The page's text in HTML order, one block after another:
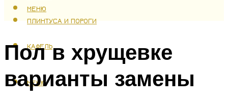
ПЛИНТУСА И ПОРОГИ
КАФЕЛЬ
МЕНЮ
МЕНЮ
Пол в хрущевке
варианты замены